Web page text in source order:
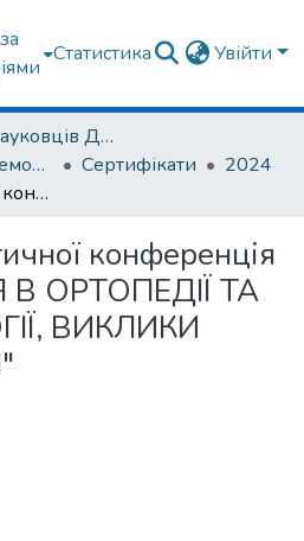
Статистика Увійти
Портфоліо науковців ДУ "ІПХС ім. проф. М.І. Ситенка"
Диннік Олексій Артемович
Сертифікати
2024
науково-практичної конференція "РЕАБІЛІТАЦІЯ В ОРТОПЕДІЇ ТА ТРАВМАТОЛОГІЇ, ВИКЛИКИ СЬОГОДЕННЯ"
конференція
В ОРТОПЕДІЇ ТА
ВИКЛИКИ